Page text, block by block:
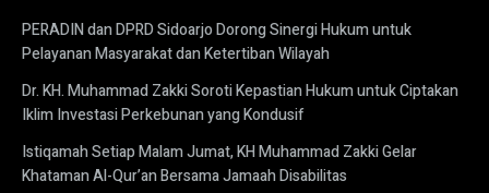
PERADIN dan DPRD Sidoarjo Dorong Sinergi Hukum untuk
Pelayanan Masyarakat dan Ketertiban Wilayah
Dr. KH. Muhammad Zakki Soroti Kepastian Hukum untuk Ciptakan
Iklim Investasi Perkebunan yang Kondusif
Istiqamah Setiap Malam Jumat, KH Muhammad Zakki Gelar
Khataman Al-Qur’an Bersama Jamaah Disabilitas